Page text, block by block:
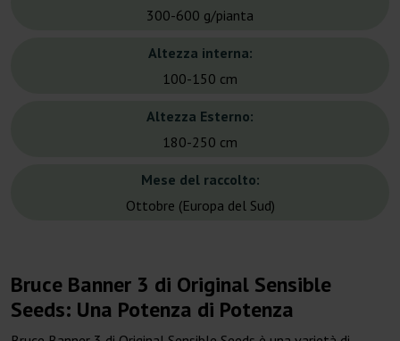
300-600 g/pianta
Altezza interna:
100-150 cm
Altezza Esterno:
180-250 cm
Mese del raccolto:
Ottobre (Europa del Sud)
Bruce Banner 3 di Original Sensible
Seeds: Una Potenza di Potenza